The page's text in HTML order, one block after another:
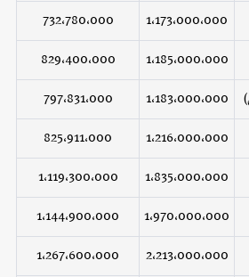
1,173,000,000
732,780,000
1,185,000,000
829,400,000
1,183,000,000
797,831,000
1,216,000,000
825,911,000
1,835,000,000
1,119,300,000
1,970,000,000
1,144,900,000
2,213,000,000
1,267,600,000